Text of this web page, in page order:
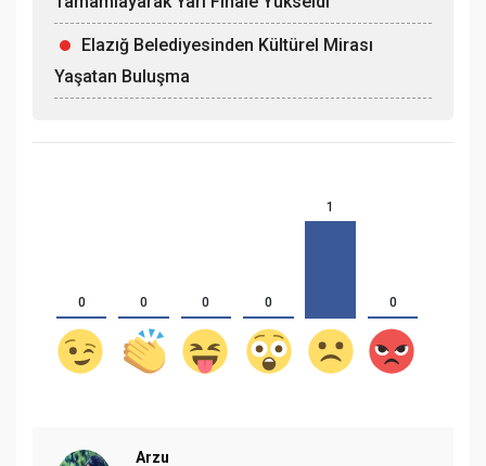
Elazığ Belediyesinden Kültürel Mirası
Yaşatan Buluşma
0 0 0 0
1
0
Arzu